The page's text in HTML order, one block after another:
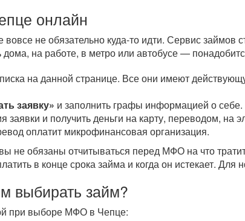
онлайн
не обязательно куда-тоидти. Сервис займов
на работе, в метро или автобусе —
на данной странице. Все они имеют
заявку» и заполнить графы информацией о себе.
заявки и получить деньги на карту, переводом,
оплатит микрофинансовая организация.
не обязаны отчитываться перед МФО на что
в конце срока займа и когда он истекает.
выбирать займ?
при выборе МФО в Чепце: